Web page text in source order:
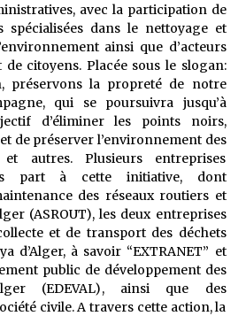
de l’Au-delà
ago
vieillard (Un récit du Sud
ago
nocturne dans le désert (Un conte
ago
targui/ Quand la tête est vide
ago
avec la participation de
spécialisées dans le nettoyage et
ainsi que d’acteurs
citoyens. Placée sous le slogan:
préservons la propreté de notre
qui se poursuivra jusqu’à
d’éliminer les points noirs,
de préserver l’environnement des
et autres. Plusieurs entreprises
part à cette initiative, dont
des réseaux routiers et
(ASROUT), les deux entreprises
et de transport des déchets
d’Alger, à savoir “EXTRANET” et
public de développement des
(EDEVAL), ainsi que des
civile. A travers cette action, la